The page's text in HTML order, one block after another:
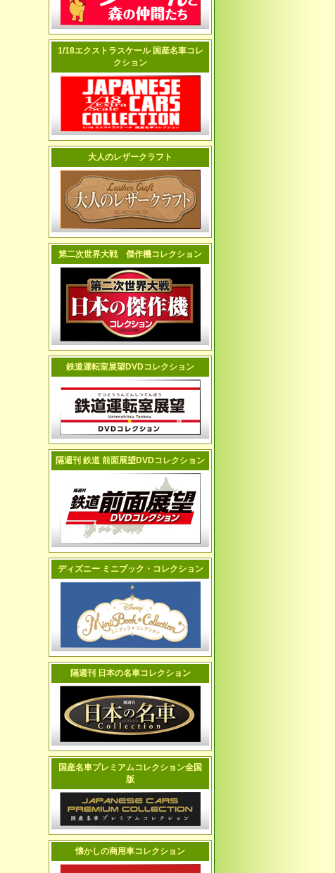
1/18エクストラスケール 国産名車コレ
クション
大人のレザークラフト
第二次世界大戦 傑作機コレクション
鉄道運転室展望DVDコレクション
隔週刊 鉄道 前面展望DVDコレクション
ディズニー ミニブック・コレクション
隔週刊 日本の名車コレクション
国産名車プレミアムコレクション全国
版
懐かしの商用車コレクション